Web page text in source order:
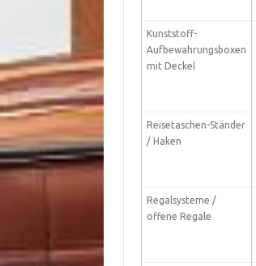
Kunststoff-
Aufbewahrungsboxen
mit Deckel
Reisetaschen-Ständer
/ Haken
Regalsysteme /
offene Regale